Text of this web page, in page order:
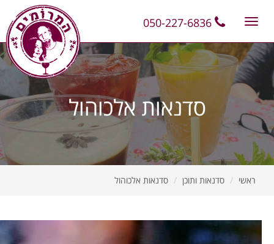
Toggle
סדנאות אלכוהול
ראשי סדנאות ותוכן סדנאות אלכוהול